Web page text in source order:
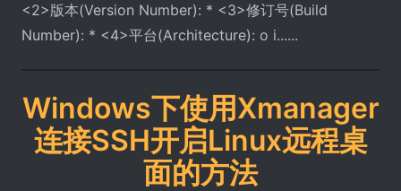
<2>版本(Version Number): * <3>修订号(Build
Number): * <4>平台(Architecture): o i......
Windows下使用Xmanager
连接SSH开启Linux远程桌
面的方法